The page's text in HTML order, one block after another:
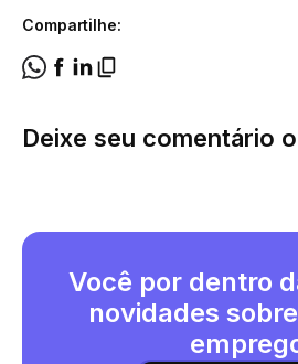
Compartilhe:
Deixe seu comentário
Você por dentro
novidades